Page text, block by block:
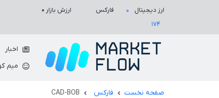
ارز دیجیتال ۰
فارکس
۱۷۴
ارزش بازار ۰
اخبار
میم
صفحه نخست فارکس CAD-BOB